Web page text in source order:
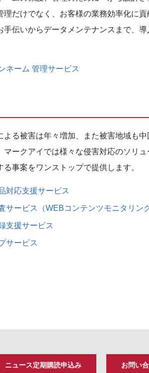
理だけでなく、お客様の業務効率化に
手伝いからデータメンテナンスまで、
ネーム 管理サービス
よる被害は年々増加、また被害地域も
マークアイでは様々な侵害対応のソリ
る事案をワンストップで提供します。
対応支援サービス
サービス（WEBコンテンツモニタリング
支援サービス
サービス
ニュース定期購読申込み お問い